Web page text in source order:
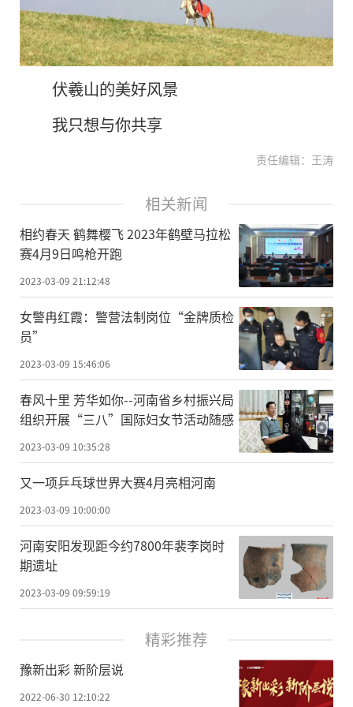
伏羲山的美好风景
我只想与你共享
责任编辑：王涛
相关新闻
相约春天 鹤舞樱飞 2023年鹤壁马拉松
赛4月9日鸣枪开跑
2023-03-09 21:12:48
女警冉红霞：警营法制岗位“金牌质检
员”
2023-03-09 15:46:06
春风十里 芳华如你--河南省乡村振兴局
组织开展“三八”国际妇女节活动随感
2023-03-09 10:35:28
又一项乒乓球世界大赛4月亮相河南
2023-03-09 10:00:00
河南安阳发现距今约7800年裴李岗时
期遗址
2023-03-09 09:59:19
精彩推荐
豫新出彩 新阶层说
2022-06-30 12:10:22